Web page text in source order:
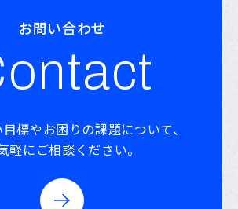
お問い合わせ
標やお困りの課題について、
軽にご相談ください。